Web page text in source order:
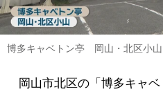
博多キャベトン亭 岡山・北区小山
岡山市北区の「博多キャベ